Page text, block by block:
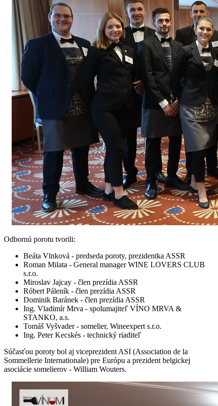
Odbornú porotu tvorili:
Beáta Vlnková - predseda poroty, prezidentka ASSR
Roman Milata - General manager WINE LOVERS CLUB
s.r.o.
Miroslav Jajcay - člen prezídia ASSR
Róbert Páleník - člen prezídia ASSR
Dominik Baránek - člen prezídia ASSR
Ing. Vladimír Mrva - spolumajiteľ VÍNO MRVA &
STANKO, a.s.
Tomáš Vyšvader - somelier, Wineexpert s.r.o.
Ing. Peter Kecskés - technický riaditeľ
Súčasťou poroty bol aj viceprezident ASI (Association de la
Sommellerie Internationale) pre Európu a prezident belgickej
asociácie somelierov - William Wouters.